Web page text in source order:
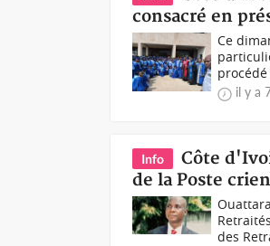
consacré en
Ce
il y a
Info
Côte
de la Poste
des